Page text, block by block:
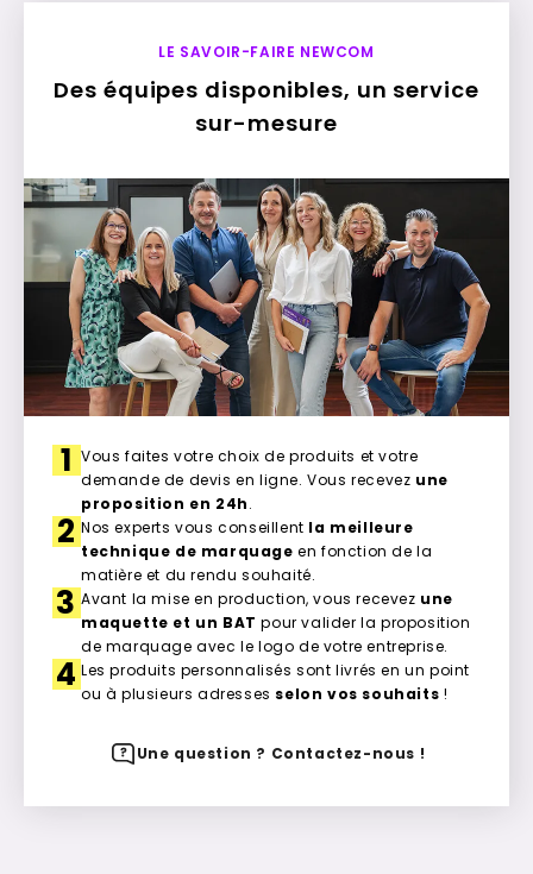
LE SAVOIR-FAIRE NEWCOM
Des équipes disponibles, un service
sur-mesure
1 Vous faites votre choix de produits et votre
demande de devis en ligne. Vous recevez une
proposition en 24h.
2 Nos experts vous conseillent la meilleure
technique de marquage en fonction de la
matière et du rendu souhaité.
3 Avant la mise en production, vous recevez une
maquette et un BAT pour valider la proposition
de marquage avec le logo de votre entreprise.
4 Les produits personnalisés sont livrés en un point
ou à plusieurs adresses selon vos souhaits !
Une question ? Contactez-nous !